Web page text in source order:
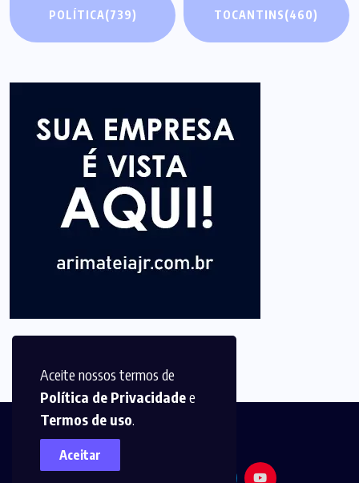
Aceite nossos termos de
Política de Privacidadee
Termos de uso.
Aceitar
POLÍTICA(739) TOCANTINS(460)